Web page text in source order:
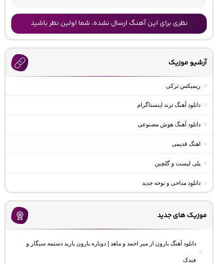
نظری برای این آهنگ ارسال نشده، شما اولین نظر باشید
آرشیو موزیک
ریمیکس ترکی
دانلود آهنگ ترند اینستاگرام
دانلود آهنگ هوش مصنوعی
اهنگ قدیمی
پلی لیست و گلچین
دانلود مداحی و نوحه جدید
موزیک های جدید
دانلود آهنگ بارون از میر احمد و ماهد | دوباره بارون بارید دستمه سیگار و
فندک